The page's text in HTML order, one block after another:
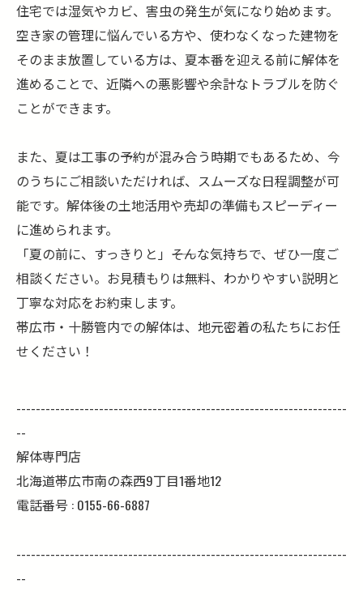
住宅では湿気やカビ、害虫の発生が気になり始めます。
空き家の管理に悩んでいる方や、使わなくなった建物を
そのまま放置している方は、夏本番を迎える前に解体を
進めることで、近隣への悪影響や余計なトラブルを防ぐ
ことができます。
また、夏は工事の予約が混み合う時期でもあるため、今
のうちにご相談いただければ、スムーズな日程調整が可
能です。解体後の土地活用や売却の準備もスピーディー
に進められます。
「夏の前に、すっきりと」――そんな気持ちで、ぜひ一度ご
相談ください。お見積もりは無料、わかりやすい説明と
丁寧な対応をお約束します。
帯広市・十勝管内での解体は、地元密着の私たちにお任
せください！
--------------------------------------------------------------------
--
解体専門店
北海道帯広市南の森西9丁目1番地12
電話番号 : 0155-66-6887
--------------------------------------------------------------------
--